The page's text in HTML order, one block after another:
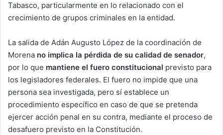
Tabasco, particularmente en lo relacionado con el
crecimiento de grupos criminales en la entidad.
La salida de Adán Augusto López de la coordinación de
Morena no implica la pérdida de su calidad de senador,
por lo que mantiene el fuero constitucional previsto para
los legisladores federales. El fuero no impide que una
persona sea investigada, pero sí establece un
procedimiento específico en caso de que se pretenda
ejercer acción penal en su contra, mediante el proceso de
desafuero previsto en la Constitución.